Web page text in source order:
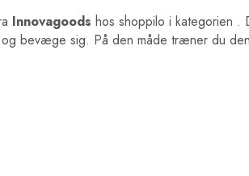
Innovagoods hos shoppilo i kategorien .
bevæge sig. På den måde træner du